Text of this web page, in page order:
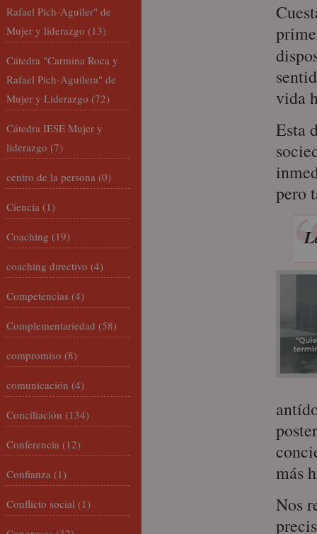
vida
Esta
pero
más
Nos
Rafael Pich-Aguiler" de
Mujer y liderazgo (13)
Cátedra "Carmina Roca y
Rafael Pich-Aguilera" de
Mujer y Liderazgo (72)
Cátedra IESE Mujer y
liderazgo (7)
centro de la persona (0)
Ciencia (1)
Coaching (19)
coaching directivo (4)
Competencias (4)
Complementariedad (58)
compromiso (8)
comunicación (4)
Conciliación (134)
Conferencia (12)
Confianza (1)
Conflicto social (1)